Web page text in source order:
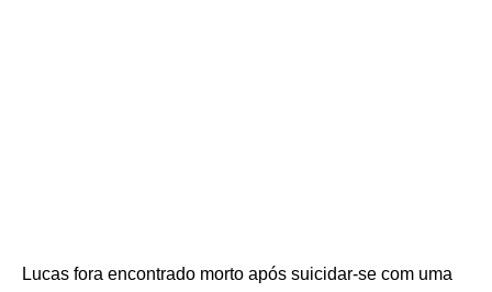
Lucas fora encontrado morto após suicidar-se com uma